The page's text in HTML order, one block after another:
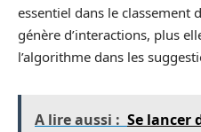
essentiel dans le classement
génère d’interactions, plus
l’algorithme dans les
A lire aussi : Se lancer